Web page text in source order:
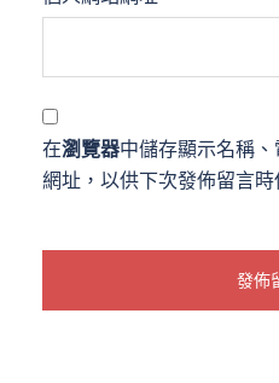
在瀏覽器中儲存顯示名稱
網址，以供下次發佈留言時